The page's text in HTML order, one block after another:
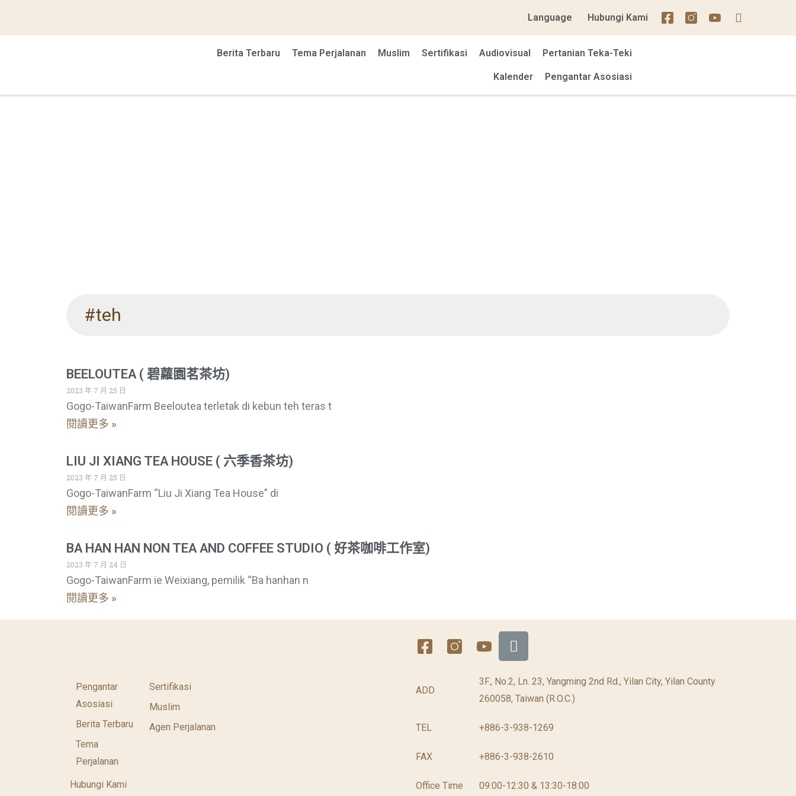
Language Hubungi Kami
Berita Terbaru Tema Perjalanan Muslim Sertifikasi Audiovisual Pertanian Teka-Teki
Kalender Pengantar Asosiasi
#teh
BEELOUTEA ( 碧蘿園茗茶坊)
2023 年 7 月 25 日
Gogo-TaiwanFarm Beeloutea terletak di kebun teh teras t
閱讀更多 »
LIU JI XIANG TEA HOUSE ( 六季香茶坊)
2023 年 7 月 25 日
Gogo-TaiwanFarm “Liu Ji Xiang Tea House” di
閱讀更多 »
BA HAN HAN NON TEA AND COFFEE STUDIO ( 好茶咖啡工作室)
2023 年 7 月 24 日
Gogo-TaiwanFarm ie Weixiang, pemilik “Ba hanhan n
閱讀更多 »
Pengantar
Asosiasi
Berita Terbaru
Tema
Perjalanan
Sertifikasi
Muslim
Agen Perjalanan
Hubungi Kami
ADD
3F., No.2, Ln. 23, Yangming 2nd Rd., Yilan City, Yilan County
260058, Taiwan (R.O.C.)
TEL +886-3-938-1269
FAX +886-3-938-2610
Office Time 09:00-12:30 & 13:30-18:00